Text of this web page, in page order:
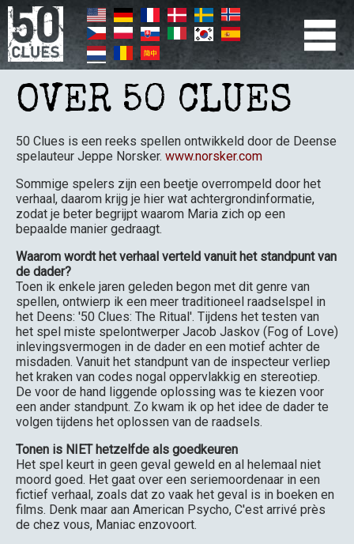
Overslaan
en
naar
de
inhoud
gaan
PRIMÆR
NAVIGATION
OVER 50 CLUES
50 Clues is een reeks spellen ontwikkeld door de Deense
spelauteur Jeppe Norsker. www.norsker.com
Sommige spelers zijn een beetje overrompeld door het
verhaal, daarom krijg je hier wat achtergrondinformatie,
zodat je beter begrijpt waarom Maria zich op een
bepaalde manier gedraagt.
Waarom wordt het verhaal verteld vanuit het standpunt van
de dader?
Toen ik enkele jaren geleden begon met dit genre van
spellen, ontwierp ik een meer traditioneel raadselspel in
het Deens: '50 Clues: The Ritual'. Tijdens het testen van
het spel miste spelontwerper Jacob Jaskov (Fog of Love)
inlevingsvermogen in de dader en een motief achter de
misdaden. Vanuit het standpunt van de inspecteur verliep
het kraken van codes nogal oppervlakkig en stereotiep.
De voor de hand liggende oplossing was te kiezen voor
een ander standpunt. Zo kwam ik op het idee de dader te
volgen tijdens het oplossen van de raadsels.
Tonen is NIET hetzelfde als goedkeuren
Het spel keurt in geen geval geweld en al helemaal niet
moord goed. Het gaat over een seriemoordenaar in een
fictief verhaal, zoals dat zo vaak het geval is in boeken en
films. Denk maar aan American Psycho, C'est arrivé près
de chez vous, Maniac enzovoort.